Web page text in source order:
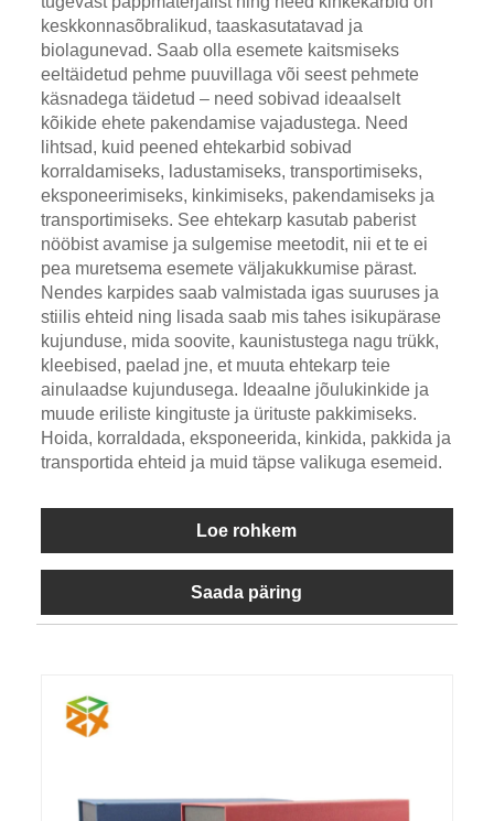
keskkonnasõbralikud, taaskasutatavad ja
biolagunevad. Saab olla esemete kaitsmiseks
eeltäidetud pehme puuvillaga või seest pehmete
käsnadega täidetud – need sobivad ideaalselt
kõikide ehete pakendamise vajadustega. Need
lihtsad, kuid peened ehtekarbid sobivad
korraldamiseks, ladustamiseks, transportimiseks,
eksponeerimiseks, kinkimiseks, pakendamiseks ja
transportimiseks. See ehtekarp kasutab paberist
nööbist avamise ja sulgemise meetodit, nii et te ei
pea muretsema esemete väljakukkumise pärast.
Nendes karpides saab valmistada igas suuruses ja
stiilis ehteid ning lisada saab mis tahes isikupärase
kujunduse, mida soovite, kaunistustega nagu trükk,
kleebised, paelad jne, et muuta ehtekarp teie
ainulaadse kujundusega. Ideaalne jõulukinkide ja
muude eriliste kingituste ja ürituste pakkimiseks.
Hoida, korraldada, eksponeerida, kinkida, pakkida ja
transportida ehteid ja muid täpse valikuga esemeid.
Loe rohkem
Saada päring